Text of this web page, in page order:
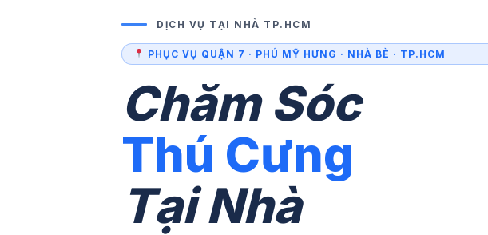
DỊCH VỤ TẠI NHÀ TP.HCM
PHỤC VỤ QUẬN 7 · PHÚ MỸ HƯNG · NHÀ BÈ · TP.HCM
Chăm Sóc
Thú Cưng
Tại Nhà